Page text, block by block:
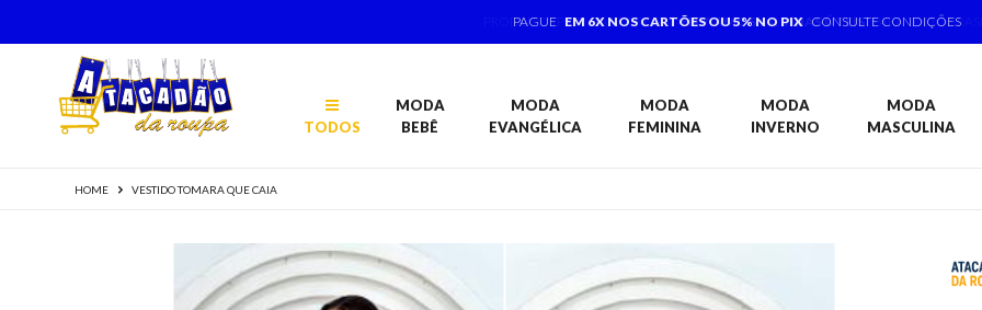
PAGUE EM 6X NOS CARTÕES OU 5% NO PIX CONSULTE CONDIÇÕES
TODOS
MODA
BEBÊ
MODA
EVANGÉLICA
MODA
FEMININA
MODA
INVERNO
MODA
MASCULINA
HOME VESTIDO TOMARA QUE CAIA